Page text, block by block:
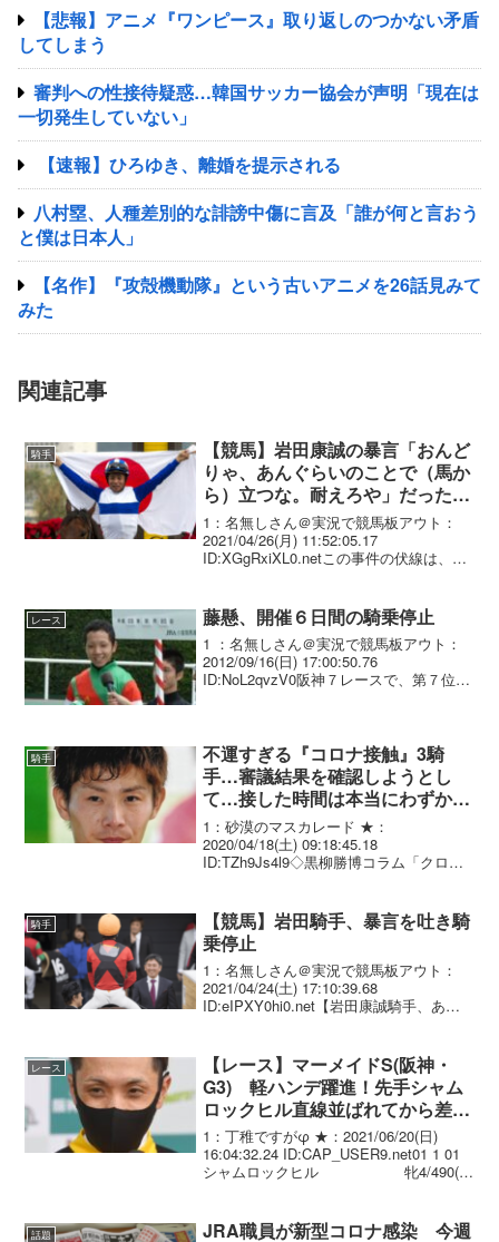
【悲報】アニメ『ワンピース』取り返しのつかない矛盾
してしまう
審判への性接待疑惑…韓国サッカー協会が声明「現在は
一切発生していない」
【速報】ひろゆき、離婚を提示される
八村塁、人種差別的な誹謗中傷に言及「誰が何と言おう
と僕は日本人」
【名作】『攻殻機動隊』という古いアニメを26話見みて
みた
関連記事
騎手
【競馬】岩田康誠の暴言「おんど
りゃ、あんぐらいのことで（馬か
ら）立つな。耐えろや」だったこ
とが判明
1：名無しさん＠実況で競馬板アウト：
2021/04/26(月) 11:52:05.17
ID:XGgRxiXL0.netこの事件の伏線は、こ
手が騎乗していたエムテ...
レース 藤懸、開催６日間の騎乗停止
1 ：名無しさん＠実況で競馬板アウト：
2012/09/16(日) 17:00:50.76
ID:NoL2qvzV0阪神７レースで、第７位に
騎手
不運すぎる『コロナ接触』3騎
手…審議結果を確認しようとし
て…接した時間は本当にわずか、
職員と面識なし
1：砂漠のマスカレード ★：
2020/04/18(土) 09:18:45.18
ID:TZh9Js4l9◇黒柳勝博コラム「クロち
め、2週間騎乗できなかった川須、藤
懸、...
騎手
【競馬】岩田騎手、暴言を吐き騎
乗停止
1：名無しさん＠実況で競馬板アウト：
2021/04/24(土) 17:10:39.68
ID:eIPXY0hi0.net【岩田康誠騎手、あす
エムマジックに幅寄せし、粗暴...
レース
【レース】マーメイドS(阪神・
G3) 軽ハンデ躍進！先手シャム
ロックヒル直線並ばれてから差し
返す！二枚腰で重賞初制覇 鞍上
藤懸も重賞初V
1：丁稚ですがφ ★：2021/06/20(日)
16:04:32.24 ID:CAP_USER9.net01 1 01
シャムロックヒル 牝4/490(
話題
JRA職員が新型コロナ感染 今週